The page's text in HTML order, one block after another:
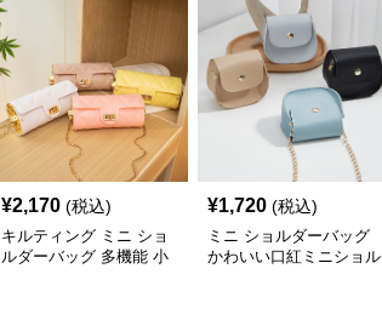
¥2,170 (税込)
キルティング ミニ ショ
ルダーバッグ 多機能 小
¥1,720 (税込)
ミニ ショルダーバッグ
かわいい口紅ミニショル